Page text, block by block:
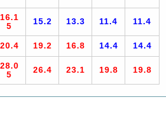
16.1
5
15.2 13.3 11.4 11.4
20.4 19.2 16.8 14.4 14.4
28.0
5
26.4 23.1 19.8 19.8